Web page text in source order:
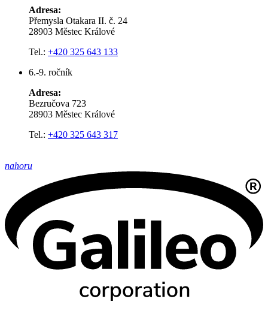
Adresa:
Přemysla Otakara II. č. 24
28903 Městec Králové
Tel.: +420 325 643 133
6.-9. ročník
Adresa:
Bezručova 723
28903 Městec Králové
Tel.: +420 325 643 317
nahoru